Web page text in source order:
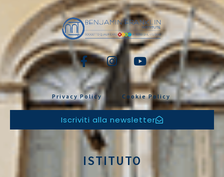
Privacy Policy Cookie Policy
Iscriviti alla newsletter
ISTITUTO